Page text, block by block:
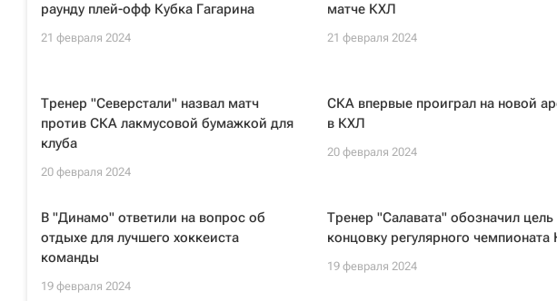
раунду плей-офф Кубка Гагарина
21 февраля 2024
матче КХЛ
21 февраля 2024
Тренер "Северстали" назвал матч
против СКА лакмусовой бумажкой для
клуба
20 февраля 2024
СКА впервые проиграл на новой
в КХЛ
20 февраля 2024
В "Динамо" ответили на вопрос об
отдыхе для лучшего хоккеиста
команды
19 февраля 2024
Тренер "Салавата" обозначил цель
концовку регулярного чемпионата
19 февраля 2024